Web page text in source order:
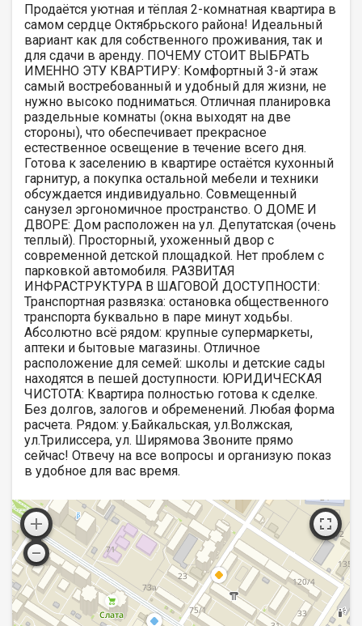
Продаётся уютная и тёплая 2-комнатная квартира в
самом сердце Октябрьского района! Идеальный
вариант как для собственного проживания, так и
для сдачи в аренду. ПОЧЕМУ СТОИТ ВЫБРАТЬ
ИМЕННО ЭТУ КВАРТИРУ: Комфортный 3-й этаж
самый востребованный и удобный для жизни, не
нужно высоко подниматься. Отличная планировка
раздельные комнаты (окна выходят на две
стороны), что обеспечивает прекрасное
естественное освещение в течение всего дня.
Готова к заселению в квартире остаётся кухонный
гарнитур, а покупка остальной мебели и техники
обсуждается индивидуально. Совмещенный
санузел эргономичное пространство. О ДОМЕ И
ДВОРЕ: Дом расположен на ул. Депутатская (очень
теплый). Просторный, ухоженный двор с
современной детской площадкой. Нет проблем с
парковкой автомобиля. РАЗВИТАЯ
ИНФРАСТРУКТУРА В ШАГОВОЙ ДОСТУПНОСТИ:
Транспортная развязка: остановка общественного
транспорта буквально в паре минут ходьбы.
Абсолютно всё рядом: крупные супермаркеты,
аптеки и бытовые магазины. Отличное
расположение для семей: школы и детские сады
находятся в пешей доступности. ЮРИДИЧЕСКАЯ
ЧИСТОТА: Квартира полностью готова к сделке.
Без долгов, залогов и обременений. Любая форма
расчета. Рядом: у.Байкальская, ул.Волжская,
ул.Трилиссера, ул. Ширямова Звоните прямо
сейчас! Отвечу на все вопросы и организую показ
в удобное для вас время.